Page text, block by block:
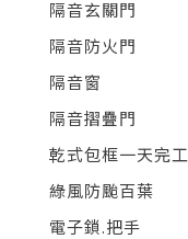
隔音玄關門
隔音防火門
隔音窗
隔音摺疊門
乾式包框一天完工
綠風防颱百葉
電子鎖.把手